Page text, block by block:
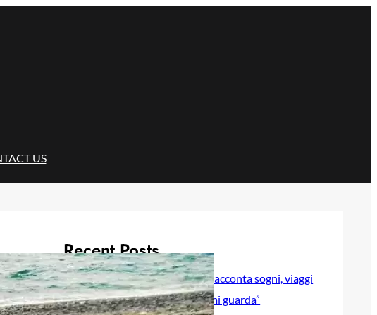
US
Recent Posts
Selly baby modella Italia racconta sogni, viaggi
e sentimenti in “Luna lei mi guarda”